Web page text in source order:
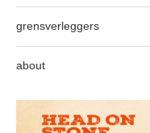
grensverleggers
about